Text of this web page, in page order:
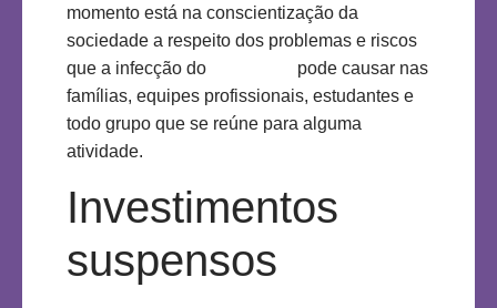
momento está na conscientização da
sociedade a respeito dos problemas e riscos
que a infecção do
pode causar nas
famílias, equipes profissionais, estudantes e
todo grupo que se reúne para alguma
atividade.
Investimentos
suspensos